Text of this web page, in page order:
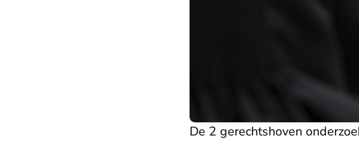
De 2 gerechtshoven